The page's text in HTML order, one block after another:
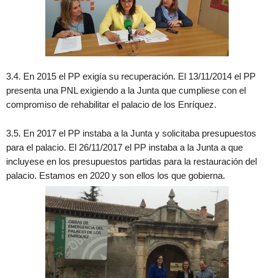
3.4. En 2015 el PP exigía su recuperación. El 13/11/2014 el PP
presenta una PNL exigiendo a la Junta que cumpliese con el
compromiso de rehabilitar el palacio de los Enríquez.
3.5. En 2017 el PP instaba a la Junta y solicitaba presupuestos
para el palacio. El 26/11/2017 el PP instaba a la Junta a que
incluyese en los presupuestos partidas para la restauración del
palacio. Estamos en 2020 y son ellos los que gobierna.